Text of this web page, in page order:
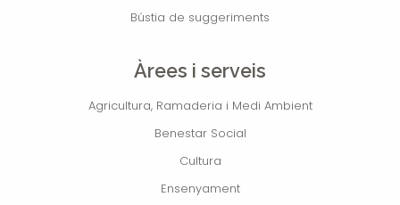
Bústia de suggeriments
Àrees i serveis
Agricultura, Ramaderia i Medi Ambient
Benestar Social
Cultura
Ensenyament